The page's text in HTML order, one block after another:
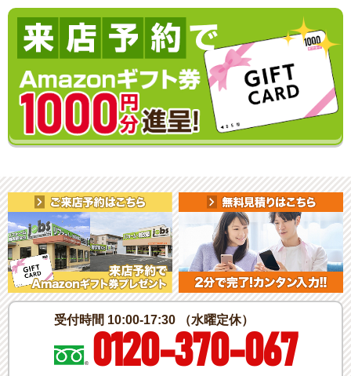
受付時間 10:00-17:30 （水曜定休）
0120-370-067